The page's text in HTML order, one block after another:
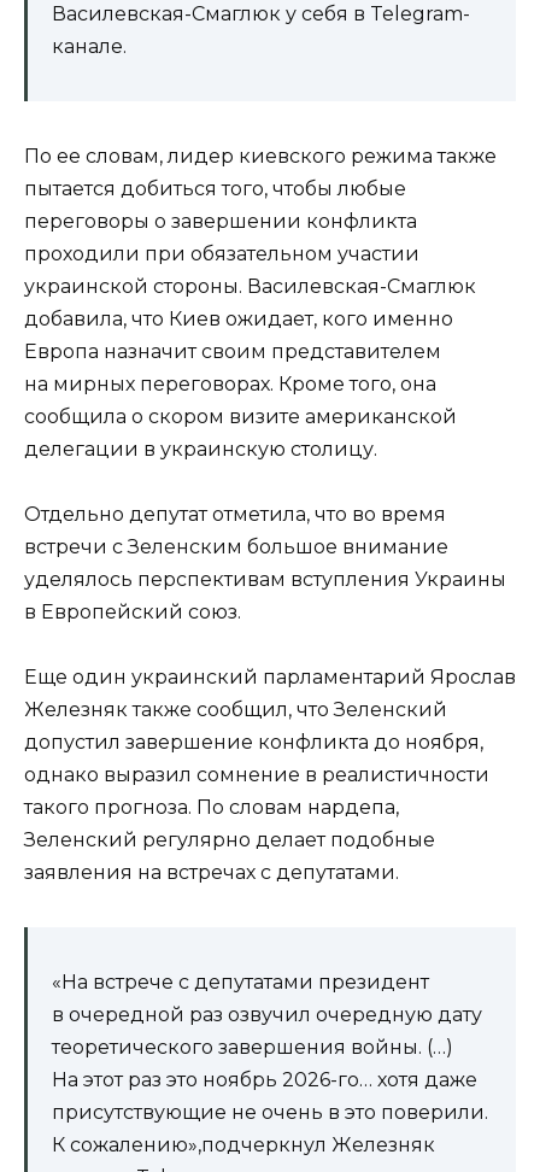
Василевская-Смаглюк у себя в Telegram-
канале.
По ее словам, лидер киевского режима также
пытается добиться того, чтобы любые
переговоры о завершении конфликта
проходили при обязательном участии
украинской стороны. Василевская-Смаглюк
добавила, что Киев ожидает, кого именно
Европа назначит своим представителем
на мирных переговорах. Кроме того, она
сообщила о скором визите американской
делегации в украинскую столицу.
Отдельно депутат отметила, что во время
встречи с Зеленским большое внимание
уделялось перспективам вступления Украины
в Европейский союз.
Еще один украинский парламентарий Ярослав
Железняк также сообщил, что Зеленский
допустил завершение конфликта до ноября,
однако выразил сомнение в реалистичности
такого прогноза. По словам нардепа,
Зеленский регулярно делает подобные
заявления на встречах с депутатами.
«На встрече с депутатами президент
в очередной раз озвучил очередную дату
теоретического завершения войны. (…)
На этот раз это ноябрь 2026-го… хотя даже
присутствующие не очень в это поверили.
К сожалению»,подчеркнул Железняк